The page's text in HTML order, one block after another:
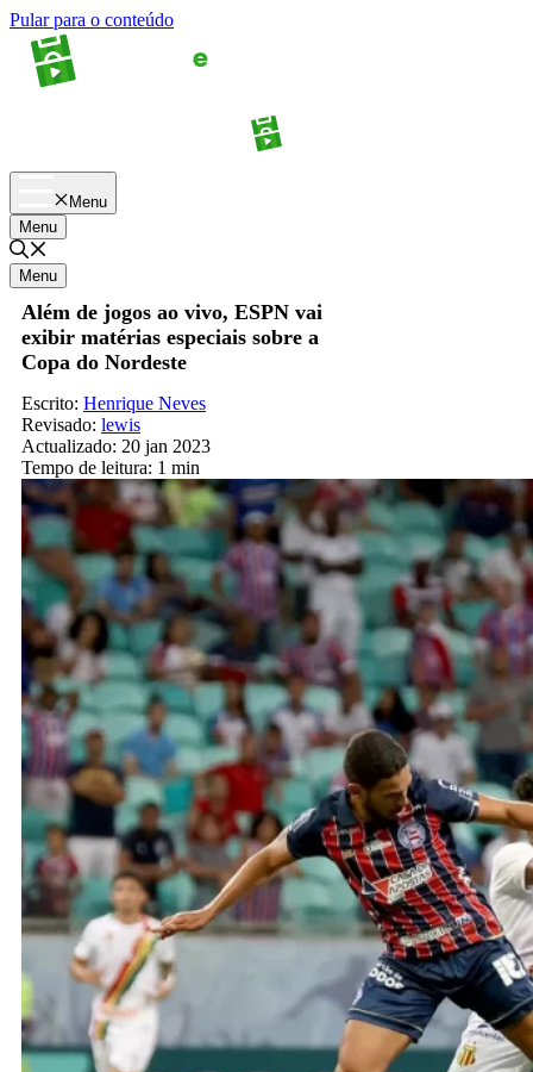
Pular para o conteúdo
Menu
Menu
Menu
Além de jogos ao vivo, ESPN vai
exibir matérias especiais sobre a
Copa do Nordeste
Escrito: Henrique Neves
Revisado: lewis
Actualizado: 20 jan 2023
Tempo de leitura: 1 min